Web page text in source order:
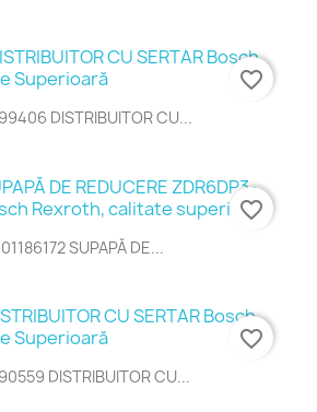
DISTRIBUITOR CU...
favorite_border
SUPAPĂ DE...
favorite_border
DISTRIBUITOR CU...
favorite_border